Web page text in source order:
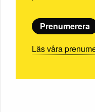
Prenumerera
Läs våra